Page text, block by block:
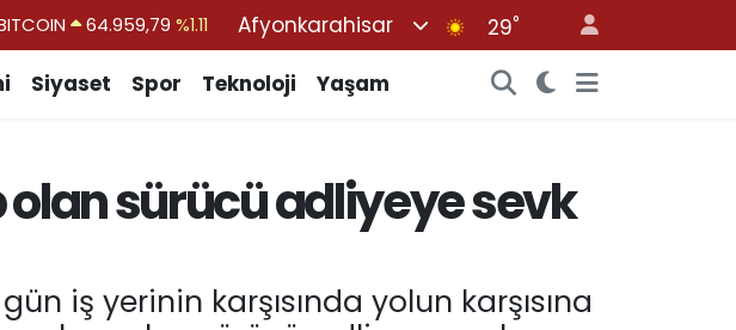
DOLAR 47,7436%0.18
BİST100
13.779%-14
Afyonkarahisar 29°
Siyaset Spor Teknoloji Yaşam
sürücü adliyeye sevk
iş yerinin karşısında yolun karşısına